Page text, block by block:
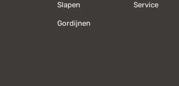
Slapen
Gordijnen
Service